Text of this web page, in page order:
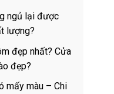
ngủ lại được
lượng?
đẹp nhất? Cửa
đẹp?
mấy màu – Chi